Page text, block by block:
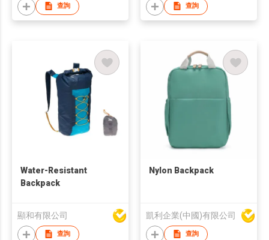
查詢 查詢
Water-Resistant
Backpack
顯和有限公司
查詢
Nylon Backpack
凱利企業(中國)有限公司
查詢